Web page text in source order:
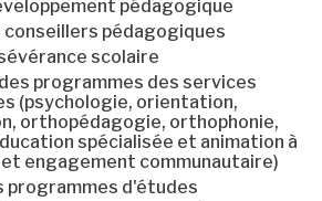
pédagogique
conseillers pédagogiques
scolaire
programmes des services
(psychologie, orientation,
orthopédagogie, orthophonie,
spécialisée et animation à
et engagement communautaire)
programmes d'études